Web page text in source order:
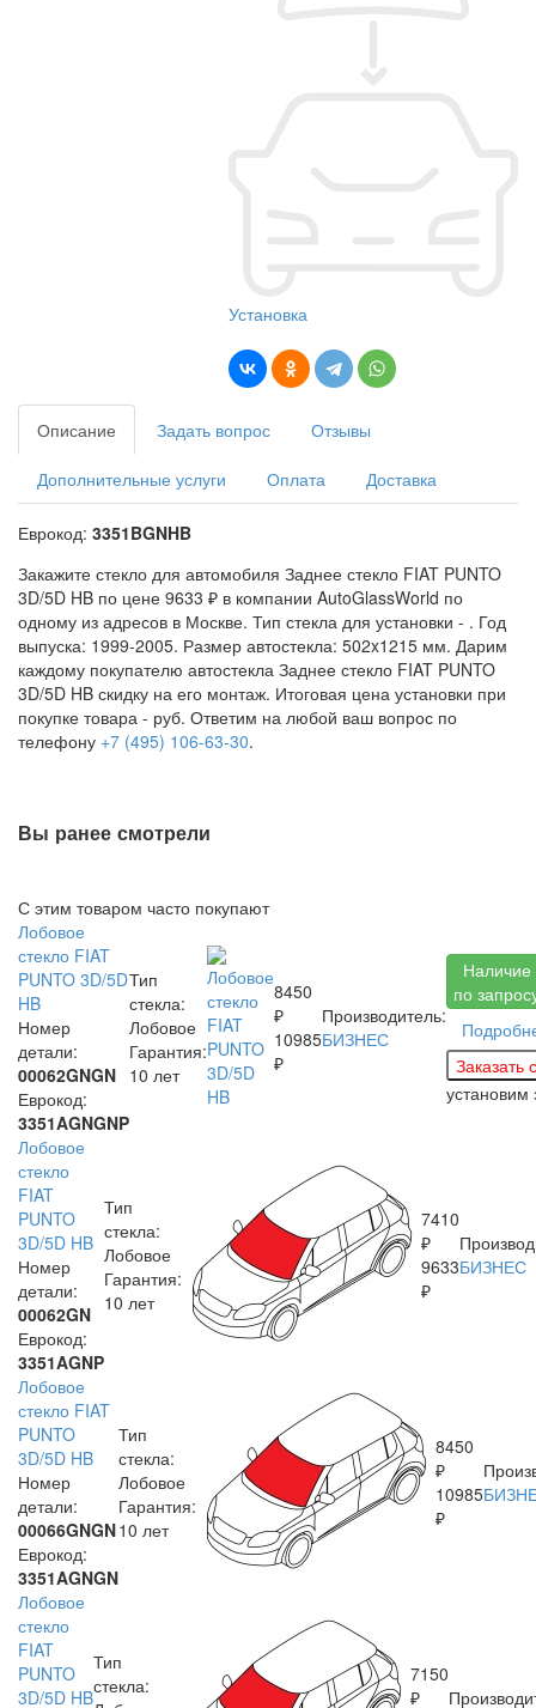
Установка
Описание Задать вопрос Отзывы
Дополнительные услуги Оплата Доставка
Еврокод: 3351BGNHB
Закажите стекло для автомобиля Заднее стекло FIAT PUNTO
3D/5D HB по цене 9633 ₽ в компании AutoGlassWorld по
одному из адресов в Москве. Тип стекла для установки - . Год
выпуска: 1999-2005. Размер автостекла: 502x1215 мм. Дарим
каждому покупателю автостекла Заднее стекло FIAT PUNTO
3D/5D HB скидку на его монтаж. Итоговая цена установки при
покупке товара - руб. Ответим на любой ваш вопрос по
телефону +7 (495) 106-63-30.
Вы ранее смотрели
С этим товаром часто покупают
Лобовое
стекло FIAT
PUNTO 3D/5D
HB
Номер
детали:
00062GNGN
Еврокод:
3351AGNGNP
Тип
стекла:
Лобовое
Гарантия:
10 лет
8450
₽
10985
₽
Производитель:
БИЗНЕС
Наличие
по
установим
Лобовое
стекло
FIAT
PUNTO
3D/5D HB
Номер
детали:
00062GN
Еврокод:
3351AGNP
Тип
стекла:
Лобовое
Гарантия:
10 лет
7410
₽
9633
₽
БИЗНЕС
Лобовое
стекло FIAT
PUNTO
3D/5D HB
Номер
детали:
00066GNGN
Еврокод:
3351AGNGN
Тип
стекла:
Лобовое
Гарантия:
10 лет
8450
₽
10985
₽
Лобовое
стекло
FIAT
PUNTO
3D/5D HB
Тип
стекла:
7150
₽